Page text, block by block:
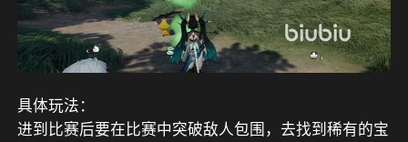
具体玩法：
进到比赛后要在比赛中突破敌人包围，去找到稀有的宝